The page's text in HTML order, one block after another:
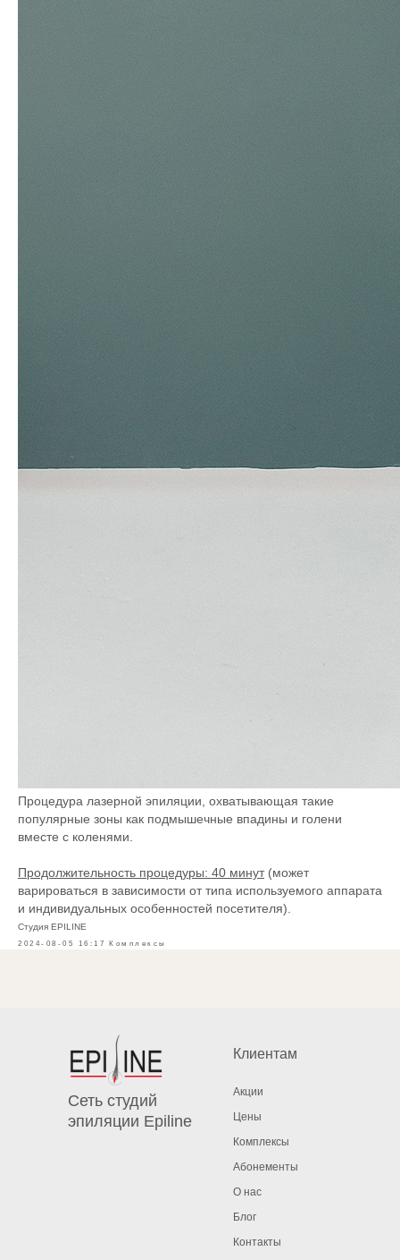
Процедура лазерной эпиляции, охватывающая такие
популярные зоны как подмышечные впадины и голени
вместе с коленями.
Продолжительность процедуры: 40 минут(может
варироваться в зависимости от типа используемого аппарата
и индивидуальных особенностей посетителя).
Студия EPILINE
2024-08-05 16:17 Комплексы
Контакты
Блог
О нас
Абонементы
Комплексы
Цены
Акции
Клиентам
Сеть студий
эпиляции Epiline